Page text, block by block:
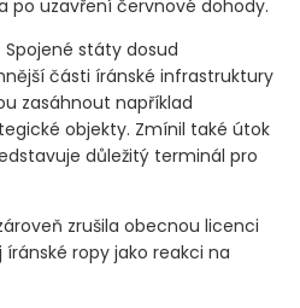
po uzavření červnové dohody.
Spojené státy dosud
části íránské infrastruktury
zasáhnout například
objekty. Zmínil také útok
důležitý terminál pro
zrušila obecnou licenci
ropy jako reakci na